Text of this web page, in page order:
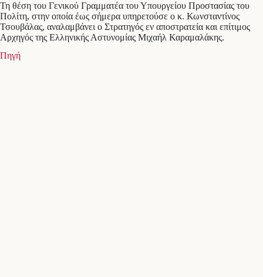
Τη θέση του Γενικού Γραμματέα του Υπουργείου Προστασίας του
Πολίτη, στην οποία έως σήμερα υπηρετούσε ο κ. Κωνσταντίνος
Τσουβάλας, αναλαμβάνει ο Στρατηγός εν αποστρατεία και επίτιμος
Αρχηγός της Ελληνικής Αστυνομίας Μιχαήλ Καραμαλάκης.
Πηγή